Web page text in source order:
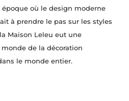
où le design moderne
à prendre le pas sur les styles
Maison Leleu eut une
de la décoration
le monde entier.